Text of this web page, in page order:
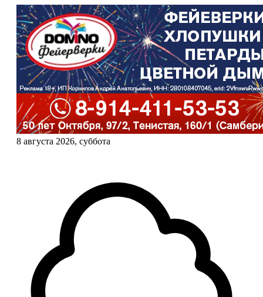
8 августа 2026, суббота